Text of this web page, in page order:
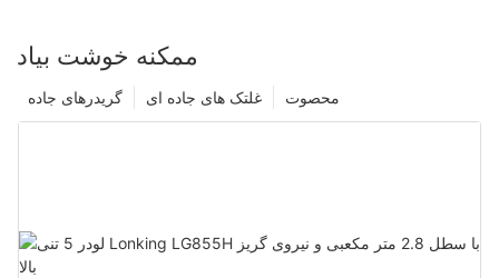
ممکنه خوشت بیاد
محصوت غلتک های جاده ای گریدرهای جاده